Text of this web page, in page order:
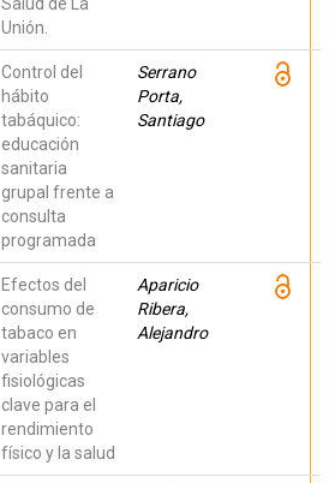
Unión.
Control del
hábito
tabáquico:
educación
sanitaria
grupal frente a
consulta
programada
Serrano
Porta,
Santiago
Efectos del
consumo de
tabaco en
variables
fisiológicas
clave para el
rendimiento
físico y la salud
Aparicio
Ribera,
Alejandro